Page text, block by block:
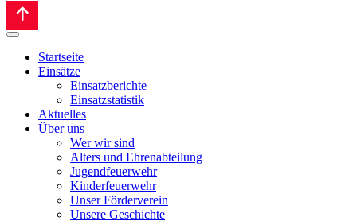
Startseite
Einsätze
Einsatzberichte
Einsatzstatistik
Aktuelles
Über uns
Wer wir sind
Alters und Ehrenabteilung
Jugendfeuerwehr
Kinderfeuerwehr
Unser Förderverein
Unsere Geschichte